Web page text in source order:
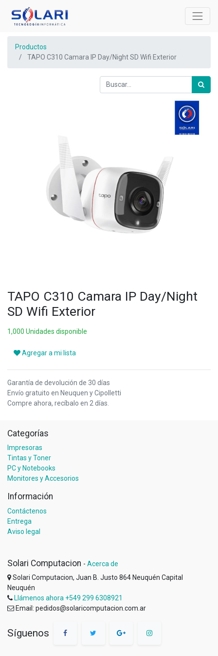
Productos
TAPO C310 Camara IP Day/Night SD Wifi Exterior
TAPO C310 Camara IP Day/Night
SD Wifi Exterior
1,000 Unidades disponible
Agregar a mi lista
Garantía de devolución de 30 días
Envío gratuito en Neuquen y Cipolletti
Compre ahora, recíbalo en 2 días.
Categorías
Impresoras
Tintas y Toner
PC y Notebooks
Monitores y Accesorios
Información
Contáctenos
Entrega
Aviso legal
Solari Computacion - Acerca de
Solari Computacion, Juan B. Justo 864 Neuquén Capital
Neuquén
Llámenos ahora +549 299 6308921
Email: pedidos@solaricomputacion.com.ar
Síguenos